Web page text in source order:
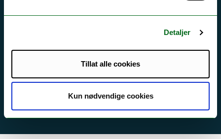
Detaljer
Tillat alle cookies
Kun nødvendige cookies
English website